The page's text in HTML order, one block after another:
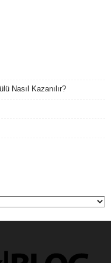
Nasıl Kazanılır?